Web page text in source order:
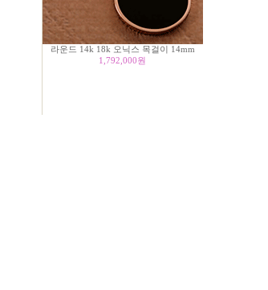
라운드 14k 18k 오닉스 목걸이 14mm
1,792,000원